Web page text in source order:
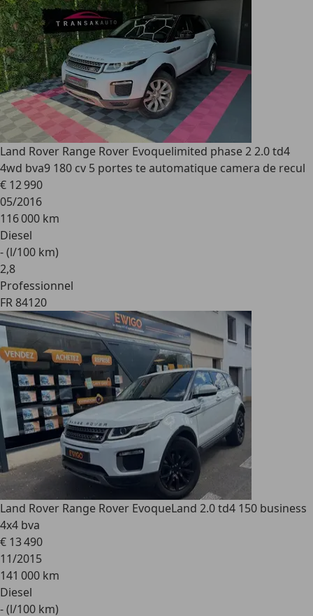
Land Rover Range Rover Evoquelimited phase 2 2.0 td4
4wd bva9 180 cv 5 portes te automatique camera de recul
€ 12 990
05/2016
116 000 km
Diesel
- (l/100 km)
2,8
Professionnel
FR 84120
Land Rover Range Rover EvoqueLand 2.0 td4 150 business
4x4 bva
€ 13 490
11/2015
141 000 km
Diesel
- (l/100 km)